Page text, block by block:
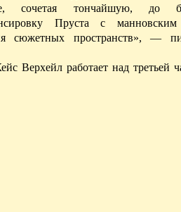
сочетая тончайшую, до
Пруста с манновским
сюжетных пространств», —
Верхейл работает над третьей